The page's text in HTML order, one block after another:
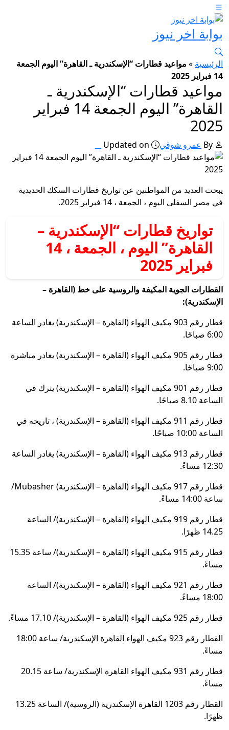
بوابة اخر نيوز
الرئيسية » مواعيد قطارات “الإسكندرية ـ القاهرة” اليوم الجمعة
14 فبراير 2025
مواعيد قطارات “الإسكندرية ـ
القاهرة” اليوم الجمعة 14 فبراير
2025
By عمرو شوقي Updated on
يبحث العديد من المواطنين عن تواريخ قطارات السكك الحديدية
في مصر السفلى اليوم ، الجمعة ، 14 فبراير 2025.
تواريخ قطارات “الإسكندرية –
القاهرة” اليوم ، الجمعة ، 14
فبراير 2025
القطارات الجوية المكيفة والروسية على خط (القاهرة –
الإسكندرية):
قطار رقم 903 مكيف الهواء (القاهرة – الإسكندرية) يغادر الساعة
6:00 صباحًا.
قطار رقم 905 مكيف الهواء (القاهرة – الإسكندرية) يغادر مباشرة
9:00 صباحًا.
قطار رقم 901 مكيف الهواء (القاهرة – الإسكندرية) يترك في
الساعة 8.10 صباحًا.
قطار رقم 911 مكيف الهواء (القاهرة – الإسكندرية) ، تاريخه في
الساعة 10:00 صباحًا.
قطار رقم 913 مكيف الهواء (القاهرة – الإسكندرية) يغادر الساعة
12:30 مساءً.
قطار رقم 917 مكيف الهواء (القاهرة – الإسكندرية) Mubasher/
ساعة 14:00 مساءً.
قطار رقم 919 مكيف الهواء (القاهرة – الإسكندرية)/ الساعة
14.25 ظهرًا.
قطار رقم 915 مكيف الهواء (القاهرة – الإسكندرية)/ ساعة 15.35
مساءً.
قطار رقم 921 مكيف الهواء (القاهرة – الإسكندرية)/ الساعة
18:00 مساءً.
قطار رقم 925 مكيف الهواء (القاهرة – الإسكندرية)/ 17.10 مساءً.
القطار رقم 923 مكيف الهواء القاهرة الإسكندرية/ ساعة 18:00
مساءً.
قطار رقم 931 مكيف الهواء القاهرة الإسكندرية/ ساعة 20.15
مساءً.
القطار رقم 1203 القاهرة الإسكندرية (الروسية)/ الساعة 13.25
ظهرًا.